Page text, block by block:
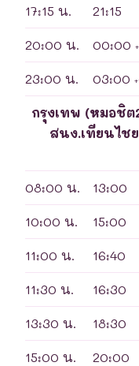
17:15 น. 21:15
20:00 น. 00:00
23:00 น. 03:00
กรุงเทพ (หมอชิ
สนง.เทียนไช
08:00 น. 13:00
10:00 น. 15:00
11:00 น. 16:40
11:30 น. 16:30
13:30 น. 18:30
15:00 น. 20:00